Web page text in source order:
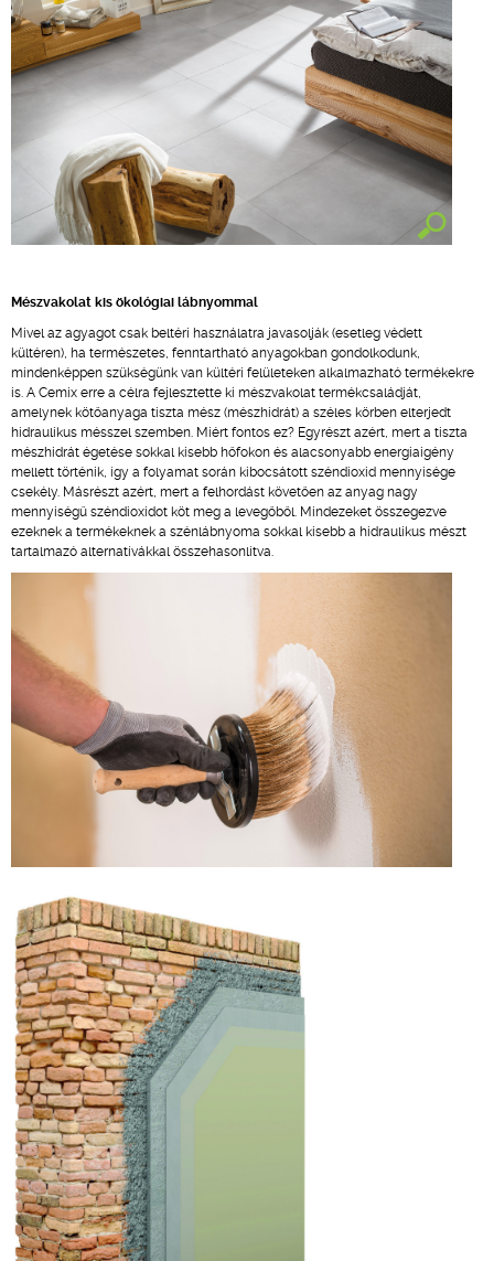
Mészvakolat kis ökológiai lábnyommal
Mivel az agyagot csak beltéri használatra javasolják (esetleg védett
kültéren), ha természetes, fenntartható anyagokban gondolkodunk,
mindenképpen szükségünk van kültéri felületeken alkalmazható termékekre
is. A Cemix erre a célra fejlesztette ki mészvakolat termékcsaládját,
amelynek kötőanyaga tiszta mész (mészhidrát) a széles körben elterjedt
hidraulikus mésszel szemben. Miért fontos ez? Egyrészt azért, mert a tiszta
mészhidrát égetése sokkal kisebb hőfokon és alacsonyabb energiaigény
mellett történik, így a folyamat során kibocsátott széndioxid mennyisége
csekély. Másrészt azért, mert a felhordást követően az anyag nagy
mennyiségű széndioxidot köt meg a levegőből. Mindezeket összegezve
ezeknek a termékeknek a szénlábnyoma sokkal kisebb a hidraulikus mészt
tartalmazó alternatívákkal összehasonlítva.